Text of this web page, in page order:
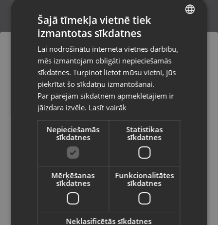
3M Speedglas 9100V
Rīga, Tilta iela 12
Stāvoklis Jauns (Garantija 24 mēneši)
140.00€
/mēn.
3M Versaflo M-100
Pasūtījumi tiks piegādāti uz
izvēlēto valsti
Vietnes saturs būs attēlots izvēlētajā
valodā
Valsts
Latviešu / Latvian
RUSSIAN
Šajā tīmekļa vietnē tiek
izmantotas sīkdatnes
Lai nodrošinātu interneta vietnes darbību,
mēs izmantojam obligāti nepieciešamās
sīkdatnes. Turpinot lietot mūsu vietni, jūs
piekrītat šo sīkdatņu izmantošanai.
Par pārējām sīkdatnēm apmeklētājiem ir
jāizdara izvēle. Lasīt vairāk
Nepieciešamās
sīkdatnes
Statistikas
sīkdatnes
Mērķēšanas
sīkdatnes
Funkcionalitātes
sīkdatnes
Neklasificētās sīkdatnes